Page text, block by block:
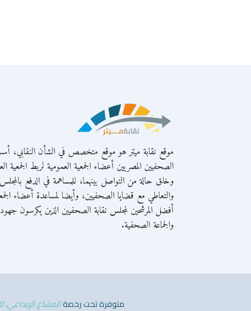
موقع نقابة ميتر هو موقع متخصص في الشأن النقابي،
الصحفيين المصريين أعضاء الجمعية العمومية لربط الجمعية
وخلق حالة من التواصل بينهما، للمساهمة في الدفع
والتعاطي مع قضايا الصحفيين، وأيضا لمساعدة أعضاء
أفضل المرشحين لمجلس نقابة الصحفيين الذين يكرسون
والجماعة الصحفية.
متوفرة تحت رخصةالمشاع الإبداعي، 3.0